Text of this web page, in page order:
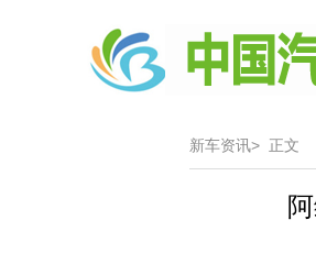
新车资讯> 正文